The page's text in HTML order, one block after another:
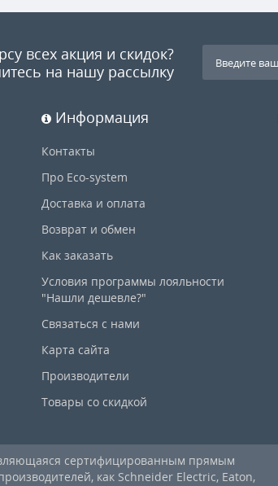
всех акция и скидок?
на нашу рассылку
Информация
Контакты
Про Eco-system
Доставка и оплата
Возврат и обмен
Как заказать
Условия программы лояльности
"Нашли дешевле?"
Связаться с нами
Карта сайта
Производители
Товары со скидкой
сертифицированным прямым
как Schneider Electric, Eaton,